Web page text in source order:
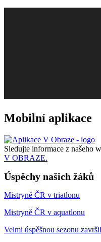
Mobilní aplikace
Sledujte informace z našeho
V OBRAZE.
Úspěchy našich žáků
Mistryně ČR v triatlonu
Mistryně ČR v aquatlonu
Velmi úspěšnou sezonu